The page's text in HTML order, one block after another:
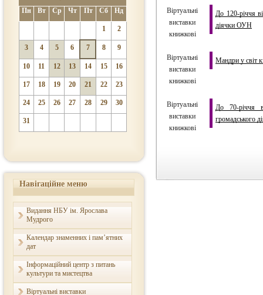
Пн
Вт Ср Чт Пт Сб Нд
1 2
3 4 5 6 7 8 9
10 11 12 13 14 15 16
17 18 19 20 21 22 23
24 25 26 27 28 29 30
31
Навігаційне меню
Видання НБУ ім. Ярослава
Мудрого
Календар знаменних і пам’ятних
дат
Інформаційний центр з питань
культури та мистецтва
Віртуальні виставки
Віртуальні
виставки
книжкові
До 120-річчя
діячки ОУН
Віртуальні
виставки
книжкові
Мандри у світ
Віртуальні
виставки
книжкові
До 70-річчя
громадського